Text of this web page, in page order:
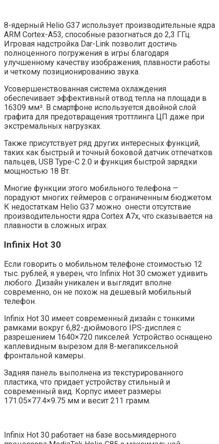
8-ядерный Helio G37 использует производительные ядра
ARM Cortex-A53, способные разогнаться до 2,3 ГГц.
Игровая надстройка Dar-Link позволит достичь
полноценного погружения в игры благодаря
улучшенному качеству изображения, плавности работы
и четкому позиционированию звука.
Усовершенствованная система охлаждения
обеспечивает эффективный отвод тепла на площади в
16309 мм². В смартфоне используется двойной слой
графита для предотвращения троттлинга ЦП даже при
экстремальных нагрузках.
Также присутствует ряд других интересных функций,
таких как быстрый и точный боковой датчик отпечатков
пальцев, USB Type-C 2.0 и функция быстрой зарядки
мощностью 18 Вт.
Многие функции этого мобильного телефона —
порадуют многих геймеров с ограниченным бюджетом.
К недостаткам Helio G37 можно онести отсутствие
производительности ядра Cortex A7x, что сказывается на
плавности в сложных играх.
Infinix Hot 30
Если говорить о мобильном телефоне стоимостью 12
тыс. рублей, я уверен, что Infinix Hot 30 сможет удивить
любого. Дизайн уникален и выглядит вполне
современно, он не похож на дешевый мобильный
телефон.
Infinix Hot 30 имеет современный дизайн с тонкими
рамками вокруг 6,82-дюймового IPS-дисплея с
разрешением 1640×720 пикселей. Устройство оснащено
каплевидным вырезом для 8-мегапиксельной
фронтальной камеры.
Задняя панель выполнена из текстурированного
пластика, что придает устройству стильный и
современный вид. Корпус имеет размеры
171.05×77.4×9.75 мм и весит 211 грамм.
Infinix Hot 30 работает на базе восьмиядерного